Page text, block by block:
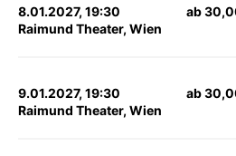
8.01.2027, 19:30
Raimund Theater, Wien
ab
9.01.2027, 19:30
Raimund Theater, Wien
ab